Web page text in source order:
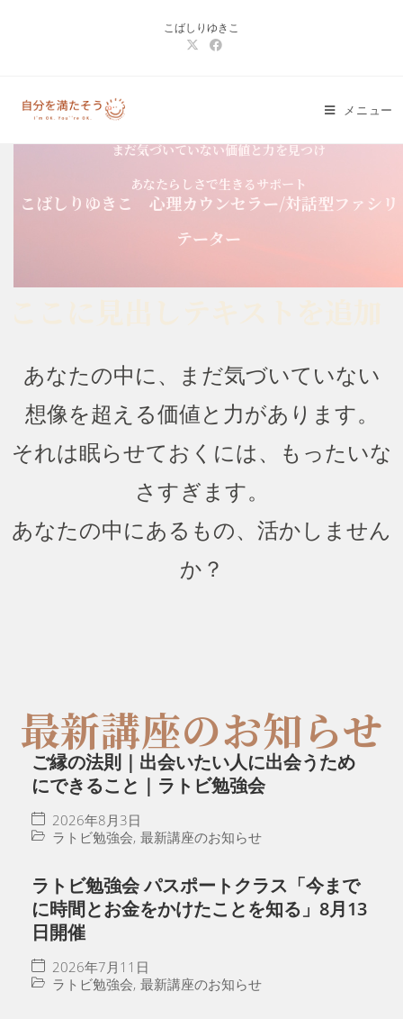
こばしりゆきこ
メニュー
まだ気づいていない価値と力を見つけ
あなたらしさで生きるサポート
こばしりゆきこ 心理カウンセラー/対話型ファシリ
テーター
あなたの中に、まだ気づいていない
想像を超える価値と力があります。
それは眠らせておくには、もったいな
さすぎます。
あなたの中にあるもの、活かしません
か？
最新講座のお知らせ
ご縁の法則｜出会いたい人に出会うため
にできること｜ラトビ勉強会
2026年8月3日
ラトビ勉強会, 最新講座のお知らせ
ラトビ勉強会 パスポートクラス「今まで
に時間とお金をかけたことを知る」8月13
日開催
2026年7月11日
ラトビ勉強会, 最新講座のお知らせ